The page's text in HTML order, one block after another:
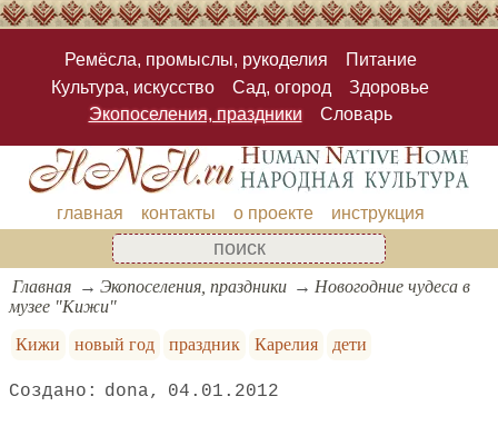
Ремёсла, промыслы, рукоделия
Питание
Культура, искусство
Сад, огород
Здоровье
Экопоселения, праздники
Словарь
главная контакты о проекте инструкция
Главная Экопоселения, праздники
Новогодние чудеса в
музее "Кижи"
Кижи
новый год праздник Карелия дети
dona 04.01.2012